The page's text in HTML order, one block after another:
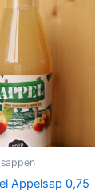
Appelsap 0,75